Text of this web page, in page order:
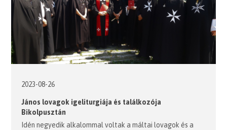
2023-08-26
János lovagok igeliturgiája és találkozója
Bikolpusztán
Idén negyedik alkalommal voltak a máltai lovagok és a